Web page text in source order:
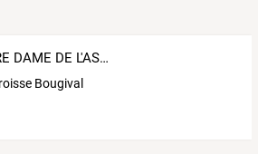
NOTRE DAME DE L'ASSOMPTION
Bougival